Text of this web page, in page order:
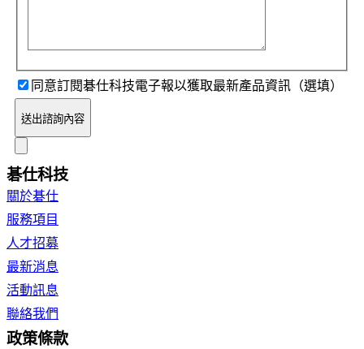
同意訂閱碁仕科技電子報以獲取最新產品資訊（選填）
送出諮詢內容
碁仕科技
關於碁仕
服務項目
人才招募
最新消息
活動訊息
聯絡我們
政策條款